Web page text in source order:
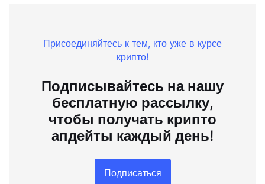
Присоединяйтесь к тем, кто уже в курсе
крипто!
Подписывайтесь на нашу
бесплатную рассылку,
чтобы получать крипто
апдейты каждый день!
Подписаться